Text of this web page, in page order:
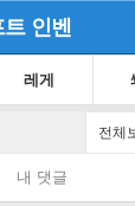
트 인벤
레게
전체
내 댓글